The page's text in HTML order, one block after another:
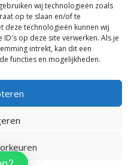
wij technologieën zoals
op te slaan en/of te
deze technologieën kunnen wij
op deze site verwerken. Als je
intrekt, kan dit een
functies en mogelijkheden.
Babykleding Nieuw Vennep
Babykleding Hillegom